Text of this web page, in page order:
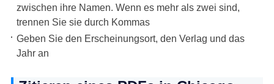
zwischen ihre Namen. Wenn es mehr als zwei sind,
trennen Sie sie durch Kommas
Geben Sie den Erscheinungsort, den Verlag und das
Jahr an